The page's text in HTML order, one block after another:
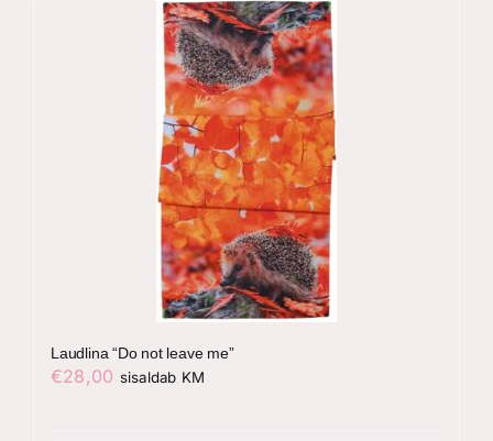
Laudlina “Do not leave me”
€28,00 sisaldab KM